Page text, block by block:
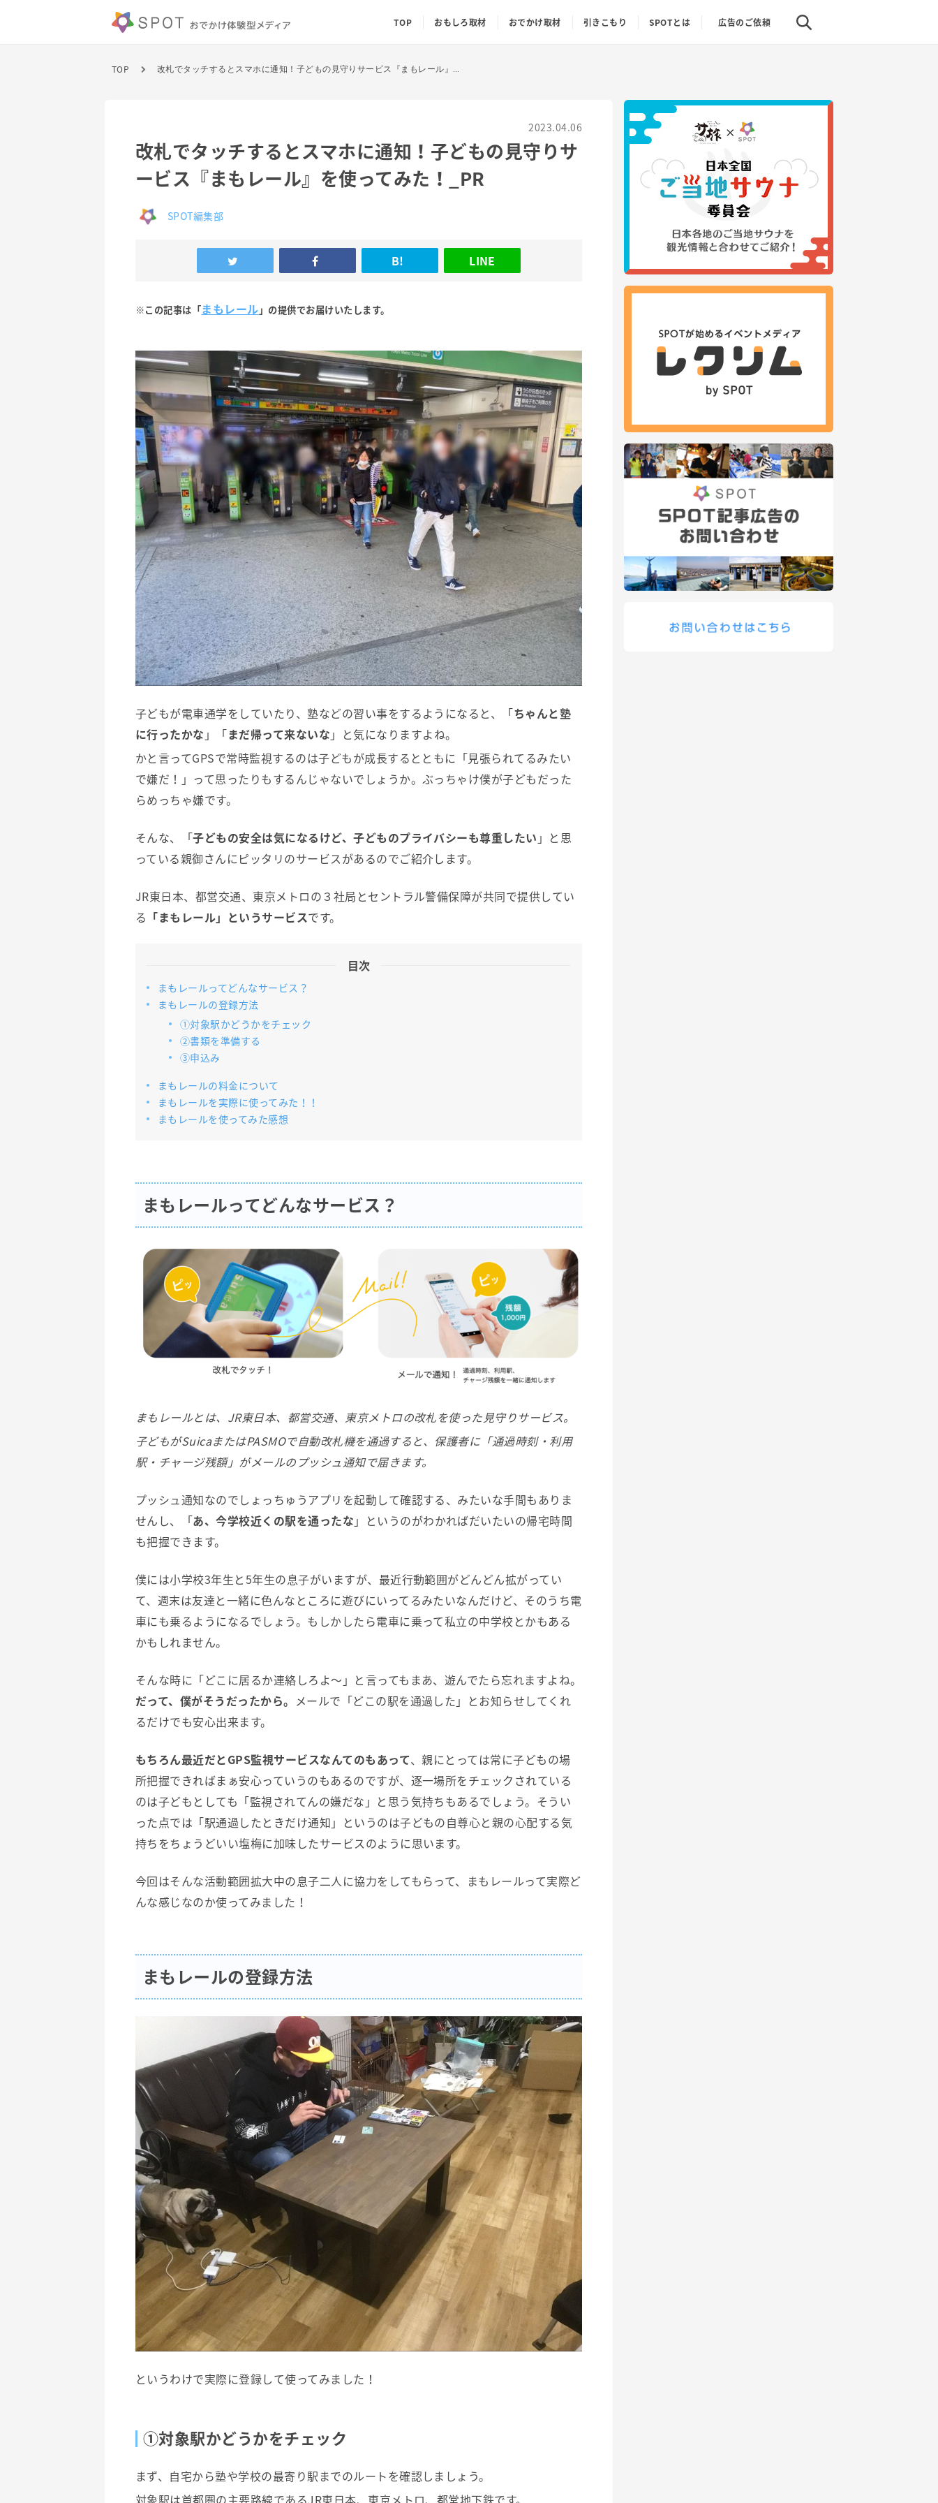
TOP おもしろ取材 おでかけ取材 引きこもり SPOTとは 広告のご依頼
TOP
2023.04.06
改札でタッチするとスマホに通知！子どもの見守りサ
ービス『まもレール』を使ってみた！_PR
SPOT編集部
B! LINE
※この記事は「まもレール 」の提供でお届けいたします。
子どもが電車通学をしていたり、塾などの習い事をするようになると、「ちゃんと塾
に行ったかな 」「まだ帰って来ないな 」と気になりますよね。
かと言ってGPSで常時監視するのは子どもが成長するとともに「見張られてるみたい
で嫌だ！」って思ったりもするんじゃないでしょうか。ぶっちゃけ僕が子どもだった
らめっちゃ嫌です。
そんな、「子どもの安全は気になるけど、子どものプライバシーも尊重したい 」と思
っている親御さんにピッタリのサービスがあるのでご紹介します。
JR東日本、都営交通、東京メトロの３社局とセントラル警備保障が共同で提供してい
る 「まもレール」というサービスです。
目次
まもレールってどんなサービス？
まもレールの登録方法
①対象駅かどうかをチェック
②書類を準備する
③申込み
まもレールの料金について
まもレールを実際に使ってみた！！
まもレールを使ってみた感想
まもレールってどんなサービス？
まもレールとは、JR東日本、都営交通、東京メトロの改札を使った見守りサービス。
子どもがSuicaまたはPASMOで自動改札機を通過すると、保護者に「通過時刻・利用
駅・チャージ残額」がメールのプッシュ通知で届きます。
プッシュ通知なのでしょっちゅうアプリを起動して確認する、みたいな手間もありま
せんし、「あ、今学校近くの駅を通ったな 」というのがわかればだいたいの帰宅時間
も把握できます。
僕には小学校3年生と5年生の息子がいますが、最近行動範囲がどんどん拡がってい
て、週末は友達と一緒に色んなところに遊びにいってるみたいなんだけど、そのうち電
車にも乗るようになるでしょう。もしかしたら電車に乗って私立の中学校とかもある
かもしれません。
そんな時に「どこに居るか連絡しろよ～」と言ってもまあ、遊んでたら忘れますよね。
だって、僕がそうだったから。 メールで「どこの駅を通過した」とお知らせしてくれ
るだけでも安心出来ます。
もちろん最近だとGPS監視サービスなんてのもあって、親にとっては常に子どもの場
所把握できればまぁ安心っていうのもあるのですが、逐一場所をチェックされている
のは子どもとしても「監視されてんの嫌だな」と思う気持ちもあるでしょう。そうい
った点では「駅通過したときだけ通知」というのは子どもの自尊心と親の心配する気
持ちをちょうどいい塩梅に加味したサービスのように思います。
今回はそんな活動範囲拡大中の息子二人に協力をしてもらって、まもレールって実際ど
んな感じなのか使ってみました！
まもレールの登録方法
というわけで実際に登録して使ってみました！
①対象駅かどうかをチェック
まず、自宅から塾や学校の最寄り駅までのルートを確認しましょう。
対象駅は首都圏の主要路線であるJR東日本、東京メトロ、都営地下鉄です。